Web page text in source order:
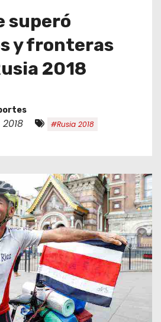
superó
y fronteras
2018
2018 #Rusia 2018